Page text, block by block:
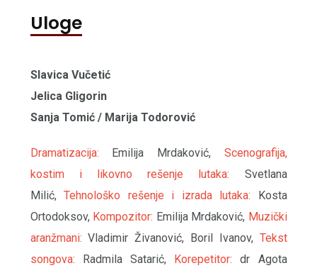
Uloge
Slavica Vučetić
Jelica Gligorin
Sanja Tomić / Marija Todorović
Dramatizacija: Emilija Mrdaković, Scenografija,
kostim i likovno rešenje lutaka: Svetlana
Milić, Tehnološko rešenje i izrada lutaka: Kosta
Ortodoksov, Kompozitor: Emilija Mrdaković, Muzički
aranžmani:Vladimir Živanović, Boril Ivanov, Tekst
songova: Radmila Satarić, Korepetitor: dr Agota